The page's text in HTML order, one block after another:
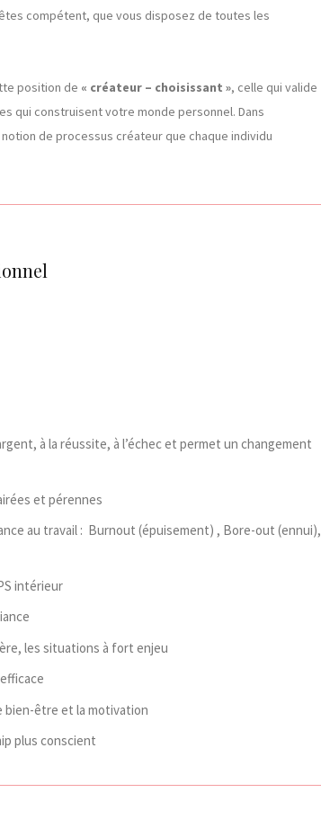
compétent, que vous disposez de toutes les
position de « créateur – choisissant », celle qui valide
qui construisent votre monde personnel. Dans
de processus créateur que chaque individu
à la réussite, à l’échec et permet un changement
et pérennes
au travail : Burnout (épuisement) , Bore-out (ennui),
intérieur
les situations à fort enjeu
bien-être et la motivation
plus conscient